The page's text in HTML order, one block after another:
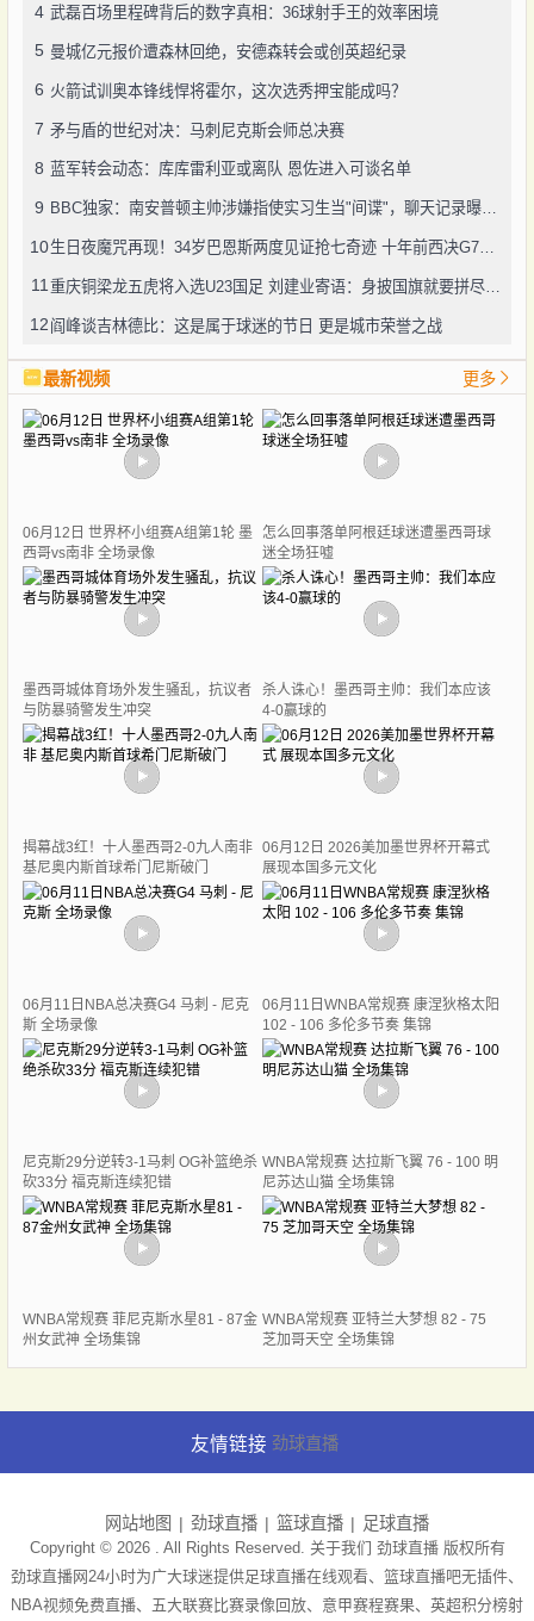
4 武磊百场里程碑背后的数字真相：36球射手王的效率困境
5 曼城亿元报价遭森林回绝，安德森转会或创英超纪录
6 火箭试训奥本锋线悍将霍尔，这次选秀押宝能成吗？
7 矛与盾的世纪对决：马刺尼克斯会师总决赛
8 蓝军转会动态：库库雷利亚或离队 恩佐进入可谈名单
9 BBC独家：南安普顿主帅涉嫌指使实习生当"间谍"，聊天记录曝光引轩然大波
10 生日夜魔咒再现！34岁巴恩斯两度见证抢七奇迹 十年前西决G7也曾送雷霆回家
11 重庆铜梁龙五虎将入选U23国足 刘建业寄语：身披国旗就要拼尽全力
12 阎峰谈吉林德比：这是属于球迷的节日 更是城市荣誉之战
最新视频 更多
06月12日 世界杯小组赛A组第1轮 墨
西哥vs南非 全场录像
怎么回事落单阿根廷球迷遭墨西哥球
迷全场狂嘘
墨西哥城体育场外发生骚乱，抗议者
与防暴骑警发生冲突
杀人诛心！墨西哥主帅：我们本应该
4-0赢球的
揭幕战3红！十人墨西哥2-0九人南非
基尼奥内斯首球希门尼斯破门
06月12日 2026美加墨世界杯开幕式
展现本国多元文化
06月11日NBA总决赛G4 马刺 - 尼克
斯 全场录像
06月11日WNBA常规赛 康涅狄格太阳
102 - 106 多伦多节奏 集锦
尼克斯29分逆转3-1马刺 OG补篮绝杀
砍33分 福克斯连续犯错
WNBA常规赛 达拉斯飞翼 76 - 100 明
尼苏达山猫 全场集锦
WNBA常规赛 菲尼克斯水星81 - 87金
州女武神 全场集锦
WNBA常规赛 亚特兰大梦想 82 - 75
芝加哥天空 全场集锦
友情链接 劲球直播
网站地图 劲球直播 篮球直播 足球直播
Copyright © 2026 . All Rights Reserved. 关于我们 劲球直播版权所有
劲球直播网24小时为广大球迷提供足球直播在线观看、篮球直播吧无插件、
NBA视频免费直播、五大联赛比赛录像回放、意甲赛程赛果、英超积分榜射